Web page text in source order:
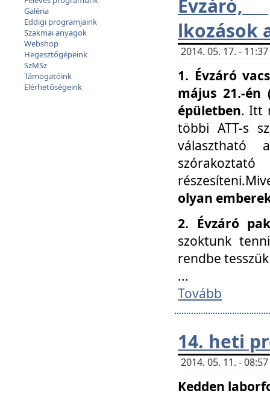
Galéria
Eddigi programjaink
Szakmai anyagok
Webshop
Hegesztőgépeink
SzMSz
Támogatóink
Elérhetőségeink
Évzáró,
lkozások
2014. 05. 17. -
1. Évzáró
május 21.-én
épületben. Itt
többi ATT-s
választható
olyan
2. Évzáró
szoktunk
rendbe
...
Tovább
14. heti
2014. 05. 11. -
Kedden